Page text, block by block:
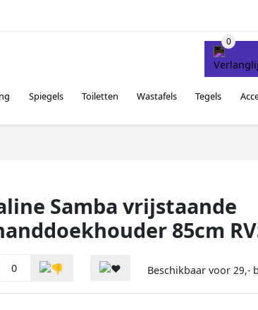
Spiegels Toiletten Wastafels Tegels
Samba vrijstaande
85cm
0 Beschikbaar voor 29,-